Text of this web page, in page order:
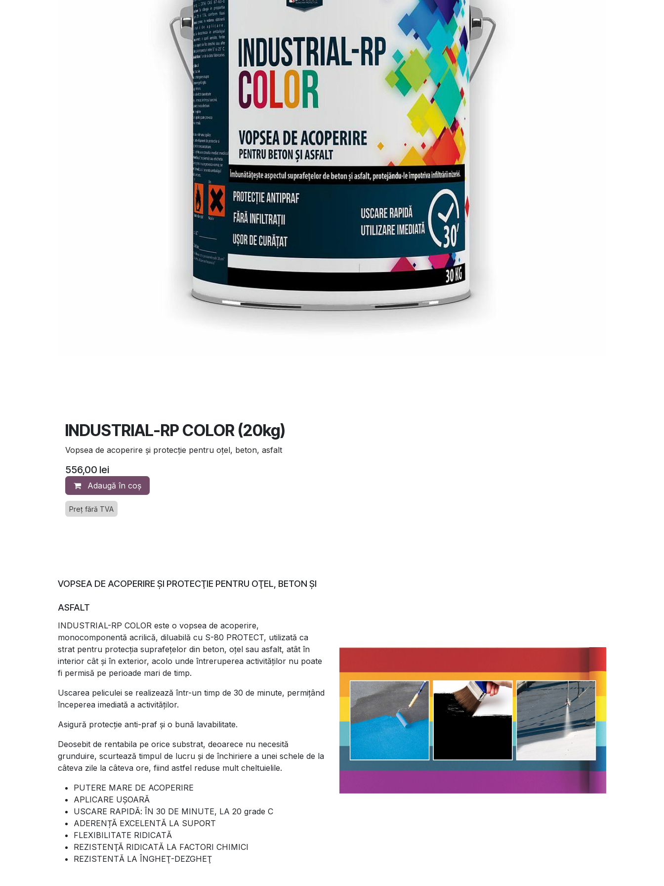
INDUSTRIAL-RP COLOR (20kg)
Vopsea de acoperire și protecție pentru oțel, beton, asfalt
556,00 lei
Adaugă în coș
Preț fără TVA
VOPSEA DE ACOPERIRE ŞI PROTECŢIE PENTRU OŢEL, BETON ŞI
ASFALT
INDUSTRIAL-RP COLOR este o vopsea de acoperire,
monocomponentă acrilică, diluabilă cu S-80 PROTECT, utilizată ca
strat pentru protecţia suprafeţelor din beton, oţel sau asfalt, atât în
interior cât şi în exterior, acolo unde întreruperea activităţilor nu poate
fi permisă pe perioade mari de timp.
Uscarea peliculei se realizează într-un timp de 30 de minute, permiţând
începerea imediată a activităţilor.
Asigură protecţie anti-praf şi o bună lavabilitate.
Deosebit de rentabila pe orice substrat, deoarece nu necesită
grunduire, scurtează timpul de lucru şi de închiriere a unei schele de la
câteva zile la câteva ore, fiind astfel reduse mult cheltuielile.
PUTERE MARE DE ACOPERIRE
APLICARE UȘOARĂ
USCARE RAPIDĂ: ÎN 30 DE MINUTE, LA 20 grade C
ADERENȚĂ EXCELENTĂ LA SUPORT
FLEXIBILITATE RIDICATĂ
REZISTENŢĂ RIDICATĂ LA FACTORI CHIMICI
REZISTENTĂ LA ÎNGHEŢ-DEZGHEŢ